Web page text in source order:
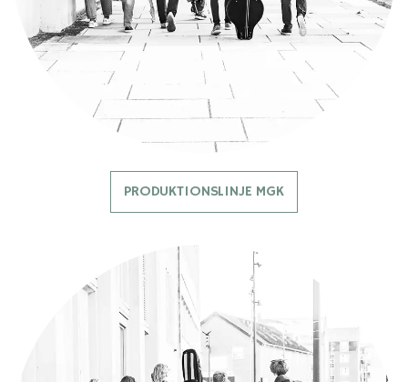
PRODUKTIONSLINJE MGK